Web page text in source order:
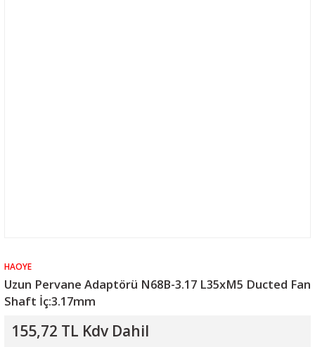
HAOYE
Uzun Pervane Adaptörü N68B-3.17 L35xM5 Ducted Fan
Shaft İç:3.17mm
155,72 TL Kdv Dahil